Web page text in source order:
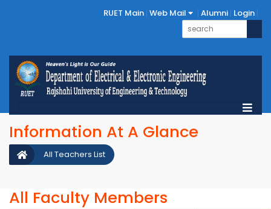
RUET Main Web Mail Alumni Login
Information At A Glance
All Teachers List
All Faculty Members